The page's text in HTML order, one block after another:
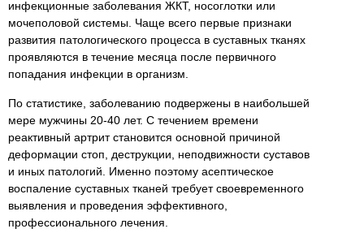
инфекционные заболевания ЖКТ, носоглотки или
мочеполовой системы. Чаще всего первые признаки
развития патологического процесса в суставных тканях
проявляются в течение месяца после первичного
попадания инфекции в организм.
По статистике, заболеванию подвержены в наибольшей
мере мужчины 20-40 лет. С течением времени
реактивный артрит становится основной причиной
деформации стоп, деструкции, неподвижности суставов
и иных патологий. Именно поэтому асептическое
воспаление суставных тканей требует своевременного
выявления и проведения эффективного,
профессионального лечения.